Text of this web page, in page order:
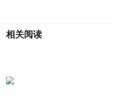
相关阅读